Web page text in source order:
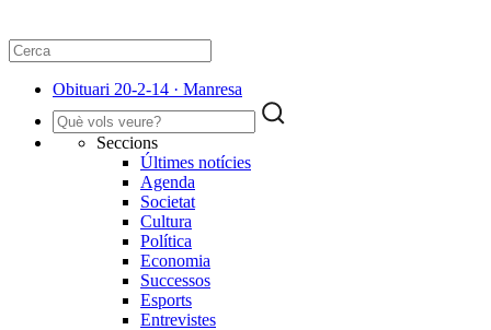
Obituari 20-2-14 · Manresa
Seccions
Últimes notícies
Agenda
Societat
Cultura
Política
Economia
Successos
Esports
Entrevistes